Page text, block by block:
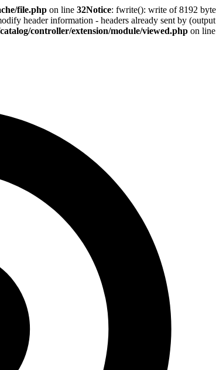
file.php on line 32Notice: fwrite(): write of 8192
header information - headers already sent by
controller/extension/module/viewed.php on line